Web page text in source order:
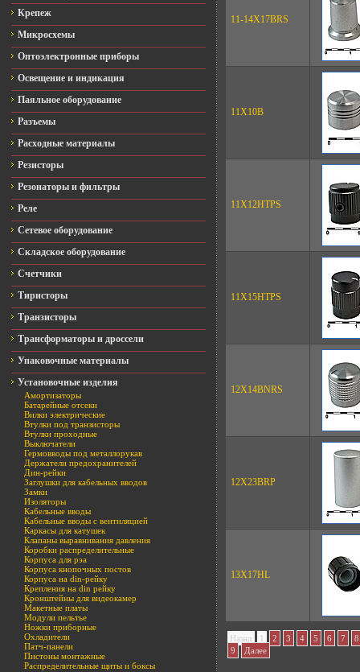
Крепеж
Микросхемы
Оптоэлектронные приборы
Освещение и индикация
Паяльное оборудование
Разъемы
Расходные материалы
Резисторы
Резонаторы и фильтры
Реле
Сетевое оборудование
Складское оборудование
Счетчики
Тиристоры
Транзисторы
Трансформаторы и дроссели
Упаковочные материалы
Установочные изделия
Амортизаторы
Батарейные отсеки
Вилки электрические
Втулки под транзисторы
Втулки проходные
Выключатели
Гермовводы под металлорукав
Держатели предохранителей
Дин-рейки
Заглушки для кабельных вводов
Замки
Изоляторы
Кабельные вводы
Кабельные вводы с вентиляцией
Каркасы для катушек
Клапаны выравнивания давления
Коробки распределительные
Корпуса для рэа
Корпуса кнопочных постов
Корпуса на din-рейку
Крепления на din рейку
Кронштейны для видеокамер
Макетные платы
Модули пельтье
Ножки приборные
Охладители
Патч-панели
Пистоны монтажные
Распределительные щиты и боксы
11-14X17BRS
11X10B
11X12HTPS
11X15HTPS
12X14BNRS
12X23BRP
13X17HL
Назад 1 2 3 4 5 6 7
8
9
Далее